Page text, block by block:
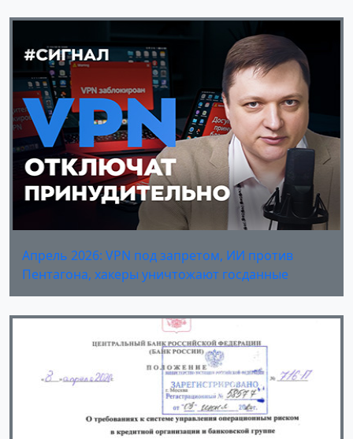
Апрель 2026: VPN под запретом, ИИ против
Пентагона, хакеры уничтожают госданные